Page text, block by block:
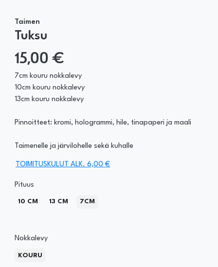
Taimen
Tuksu
15,00 €
7cm kouru nokkalevy
10cm kouru nokkalevy
13cm kouru nokkalevy
Pinnoitteet: kromi, hologrammi, hile, tinapaperi ja maali
Taimenelle ja järvilohelle sekä kuhalle
TOIMITUSKULUT ALK. 6,00 €
Pituus
10 CM 13 CM 7CM
Nokkalevy
KOURU